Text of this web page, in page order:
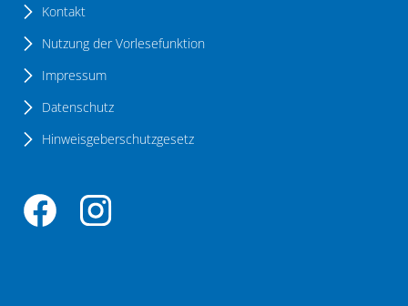
Kontakt
Nutzung der Vorlesefunktion
Impressum
Datenschutz
Hinweisgeberschutzgesetz